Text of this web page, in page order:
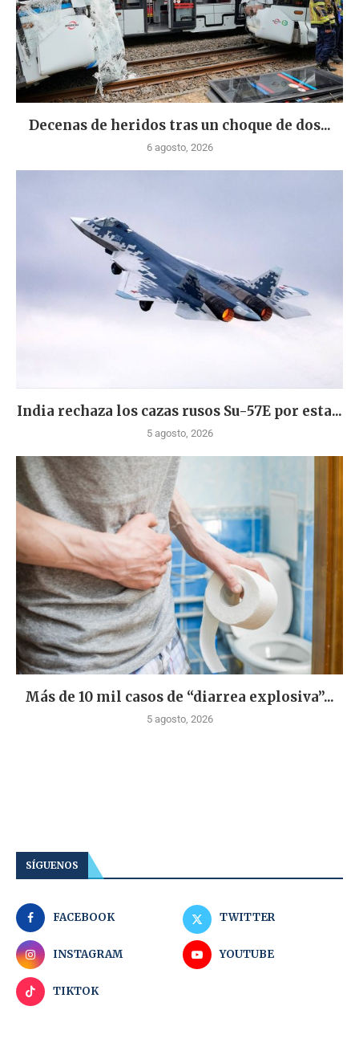
Decenas de heridos tras un choque de dos...
6 agosto, 2026
India rechaza los cazas rusos Su-57E por esta...
5 agosto, 2026
Más de 10 mil casos de “diarrea explosiva”...
5 agosto, 2026
SÍGUENOS
FACEBOOK TWITTER
INSTAGRAM YOUTUBE
TIKTOK